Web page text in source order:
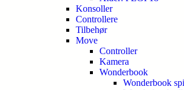
Konsoller
Controllere
Tilbehør
Move
Controller
Kamera
Wonderbook
Wonderbook